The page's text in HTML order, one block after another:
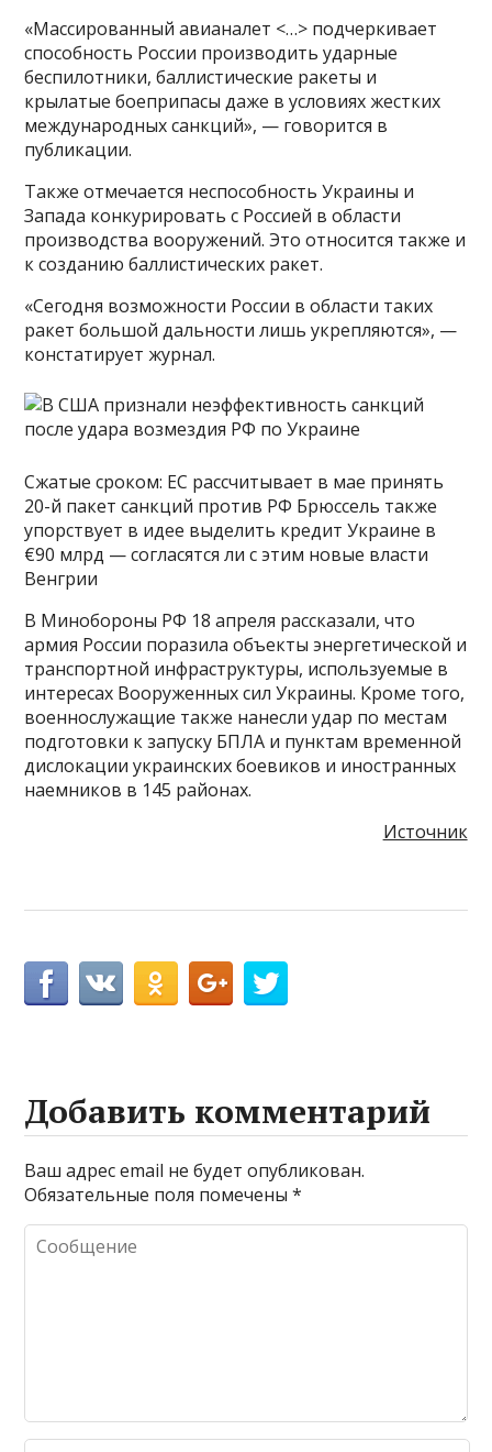
«Массированный авианалет <…> подчеркивает
способность России производить ударные
беспилотники, баллистические ракеты и
крылатые боеприпасы даже в условиях жестких
международных санкций», — говорится в
публикации.
Также отмечается неспособность Украины и
Запада конкурировать с Россией в области
производства вооружений. Это относится также и
к созданию баллистических ракет.
«Сегодня возможности России в области таких
ракет большой дальности лишь укрепляются», —
констатирует журнал.
Сжатые сроком: ЕС рассчитывает в мае принять
20-й пакет санкций против РФ Брюссель также
упорствует в идее выделить кредит Украине в
€90 млрд — согласятся ли с этим новые власти
Венгрии
В Минобороны РФ 18 апреля рассказали, что
армия России поразила объекты энергетической и
транспортной инфраструктуры, используемые в
интересах Вооруженных сил Украины. Кроме того,
военнослужащие также нанесли удар по местам
подготовки к запуску БПЛА и пунктам временной
дислокации украинских боевиков и иностранных
наемников в 145 районах.
Источник
Добавить комментарий
Ваш адрес email не будет опубликован.
Обязательные поля помечены*